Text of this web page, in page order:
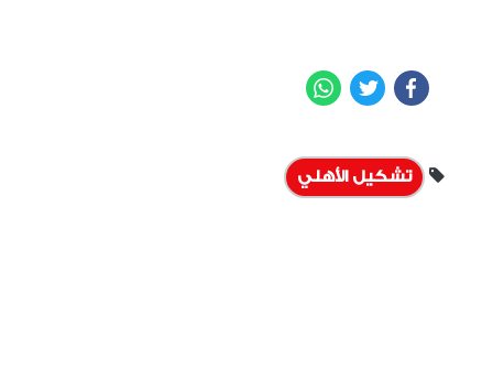
Facebook
Twitter
تشكيل الأهلي